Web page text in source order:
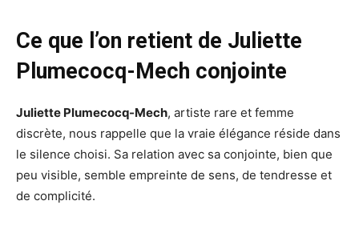
Ce que l’on retient de Juliette
Plumecocq-Mech conjointe
Juliette Plumecocq-Mech, artiste rare et femme
discrète, nous rappelle que la vraie élégance réside dans
le silence choisi. Sa relation avec sa conjointe, bien que
peu visible, semble empreinte de sens, de tendresse et
de complicité.